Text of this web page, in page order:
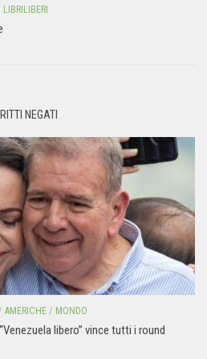
LIBRILIBERI
NEGATI
/ AMERICHE / MONDO
libero” vince tutti i round